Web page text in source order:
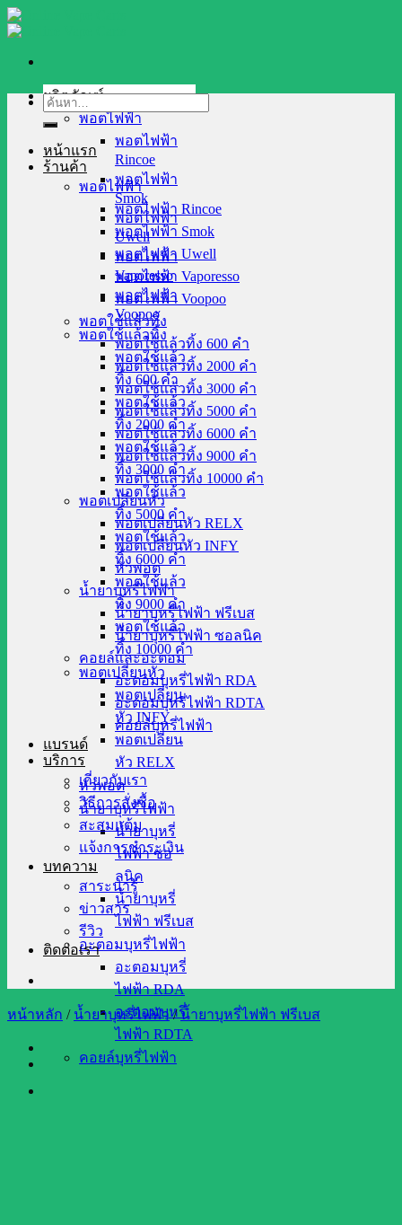
Skip
to
ผลิตภัณฑ์
พอตไฟฟ้า
พอตไฟฟ้า
Rincoe
พอตไฟฟ้า
Smok
พอตไฟฟ้า
Uwell
พอตไฟฟ้า
Vaporesso
พอตไฟฟ้า
Voopoo
พอตใช้แล้วทิ้ง
พอตใช้แล้ว
ทิ้ง 600 คำ
พอตใช้แล้ว
ทิ้ง 2000 คำ
พอตใช้แล้ว
ทิ้ง 3000 คำ
พอตใช้แล้ว
ทิ้ง 5000 คำ
พอตใช้แล้ว
ทิ้ง 6000 คำ
พอตใช้แล้ว
ทิ้ง 9000 คำ
พอตใช้แล้ว
ทิ้ง 10000 คำ
พอตเปลี่ยนหัว
พอตเปลี่ยน
หัว INFY
พอตเปลี่ยน
หัว RELX
หัวพอต
น้ำยาบุหรี่ไฟฟ้า
น้ำยาบุหรี่
ไฟฟ้า ซอ
ลนิค
น้ำยาบุหรี่
ไฟฟ้า ฟรีเบส
อะตอมบุหรี่ไฟฟ้า
อะตอมบุหรี่
ไฟฟ้า RDA
อะตอมบุหรี่
ไฟฟ้า RDTA
คอยล์บุหรี่ไฟฟ้า
ค้นหา:
หน้าแรก
ร้านค้า
พอตไฟฟ้า
พอตไฟฟ้า Rincoe
พอตไฟฟ้า Smok
พอตไฟฟ้า Uwell
พอตไฟฟ้า Vaporesso
พอตไฟฟ้า Voopoo
พอตใช้แล้วทิ้ง
พอตใช้แล้วทิ้ง 600 คำ
พอตใช้แล้วทิ้ง 2000 คำ
พอตใช้แล้วทิ้ง 3000 คำ
พอตใช้แล้วทิ้ง 5000 คำ
พอตใช้แล้วทิ้ง 6000 คำ
พอตใช้แล้วทิ้ง 9000 คำ
พอตใช้แล้วทิ้ง 10000 คำ
พอตเปลี่ยนหัว
พอตเปลี่ยนหัว RELX
พอตเปลี่ยนหัว INFY
หัวพอต
น้ำยาบุหรี่ไฟฟ้า
น้ำยาบุหรี่ไฟฟ้า ฟรีเบส
น้ำยาบุหรี่ไฟฟ้า ซอลนิค
คอยล์และอะตอม
อะตอมบุหรี่ไฟฟ้า RDA
อะตอมบุหรี่ไฟฟ้า RDTA
คอยล์บุหรี่ไฟฟ้า
แบรนด์
บริการ
เกี่ยวกับเรา
วิธีการสั่งซื้อ
สะสมแต้ม
แจ้งการชำระเงิน
บทความ
สาระน่ารู้
ข่าวสาร
รีวิว
ติดต่อเรา
หน้าหลัก / น้ำยาบุหรี่ไฟฟ้า / น้ำยาบุหรี่ไฟฟ้า ฟรีเบส